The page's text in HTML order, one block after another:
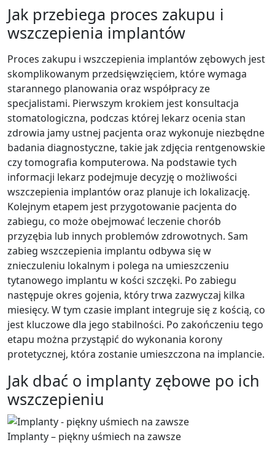
Jak przebiega proces zakupu i
wszczepienia implantów
Proces zakupu i wszczepienia implantów zębowych jest
skomplikowanym przedsięwzięciem, które wymaga
starannego planowania oraz współpracy ze
specjalistami. Pierwszym krokiem jest konsultacja
stomatologiczna, podczas której lekarz ocenia stan
zdrowia jamy ustnej pacjenta oraz wykonuje niezbędne
badania diagnostyczne, takie jak zdjęcia rentgenowskie
czy tomografia komputerowa. Na podstawie tych
informacji lekarz podejmuje decyzję o możliwości
wszczepienia implantów oraz planuje ich lokalizację.
Kolejnym etapem jest przygotowanie pacjenta do
zabiegu, co może obejmować leczenie chorób
przyzębia lub innych problemów zdrowotnych. Sam
zabieg wszczepienia implantu odbywa się w
znieczuleniu lokalnym i polega na umieszczeniu
tytanowego implantu w kości szczęki. Po zabiegu
następuje okres gojenia, który trwa zazwyczaj kilka
miesięcy. W tym czasie implant integruje się z kością, co
jest kluczowe dla jego stabilności. Po zakończeniu tego
etapu można przystąpić do wykonania korony
protetycznej, która zostanie umieszczona na implancie.
Jak dbać o implanty zębowe po ich
wszczepieniu
Implanty – piękny uśmiech na zawsze